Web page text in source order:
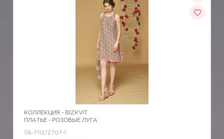
КОЛЛЕКЦИЯ - BIZKVIT
ПЛАТЬЕ - РОЗОВЫЕ ЛУГА
116-7112/2707-1